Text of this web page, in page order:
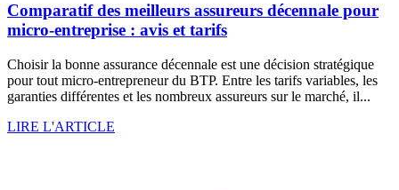
Comparatif des meilleurs assureurs décennale pour
micro-entreprise : avis et tarifs
Choisir la bonne assurance décennale est une décision stratégique
pour tout micro-entrepreneur du BTP. Entre les tarifs variables, les
garanties différentes et les nombreux assureurs sur le marché, il...
LIRE L'ARTICLE